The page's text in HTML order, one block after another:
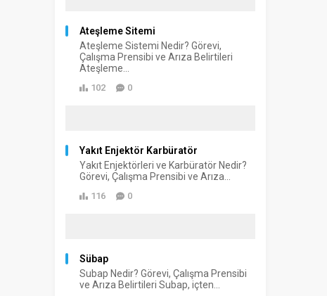
Ateşleme Sitemi
Ateşleme Sistemi Nedir? Görevi,
Çalışma Prensibi ve Arıza Belirtileri
Ateşleme...
102 0
Yakıt Enjektör Karbüratör
Yakıt Enjektörleri ve Karbüratör Nedir?
Görevi, Çalışma Prensibi ve Arıza...
116 0
Sübap
Subap Nedir? Görevi, Çalışma Prensibi
ve Arıza Belirtileri Subap, içten...